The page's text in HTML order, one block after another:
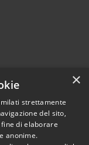
© 2024Comune
di Sopra
×
strettamente
del sito,
di elaborare
anonime.